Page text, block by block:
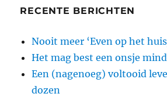
RECENTE BERICHTEN
Nooit meer ‘Even op het
Het mag best een onsje
Een (nagenoeg) voltooid
dozen